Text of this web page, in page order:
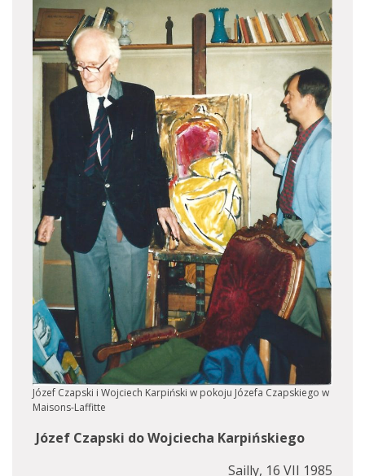
Józef Czapski i Wojciech Karpiński w pokoju Józefa Czapskiego w
Maisons-Laffitte
Józef Czapski do Wojciecha Karpińskiego
Sailly, 16 VII 1985